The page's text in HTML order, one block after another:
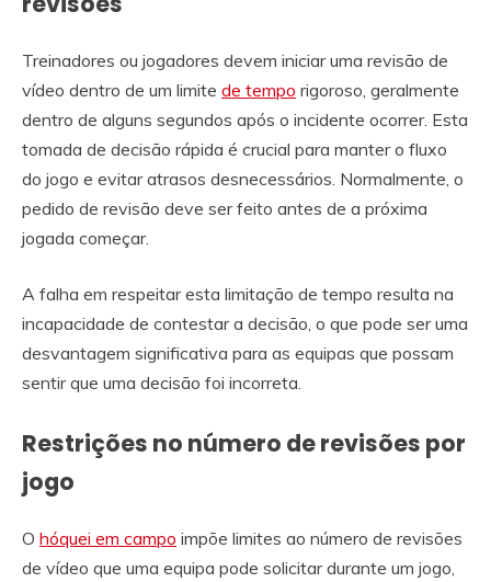
Treinadores ou jogadores devem iniciar uma revisão de
vídeo dentro de um limite de tempo rigoroso, geralmente
dentro de alguns segundos após o incidente ocorrer. Esta
tomada de decisão rápida é crucial para manter o fluxo
do jogo e evitar atrasos desnecessários. Normalmente, o
pedido de revisão deve ser feito antes de a próxima
jogada começar.
A falha em respeitar esta limitação de tempo resulta na
incapacidade de contestar a decisão, o que pode ser uma
desvantagem significativa para as equipas que possam
sentir que uma decisão foi incorreta.
Restrições no número de revisões por
jogo
O hóquei em campo impõe limites ao número de revisões
de vídeo que uma equipa pode solicitar durante um jogo,